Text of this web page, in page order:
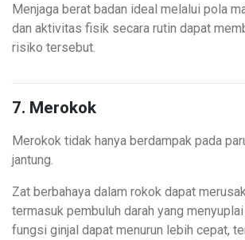
Menjaga berat badan ideal melalui pola
dan aktivitas fisik secara rutin dapat
risiko tersebut.
7. Merokok
Merokok tidak hanya berdampak pada
jantung.
Zat berbahaya dalam rokok dapat
termasuk pembuluh darah yang
fungsi ginjal dapat menurun lebih cepat,